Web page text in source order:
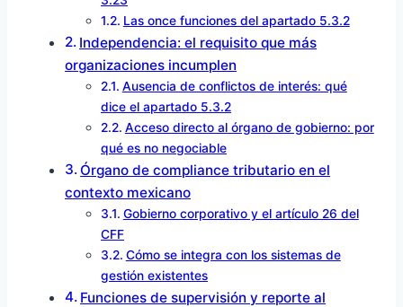
Las once funciones del apartado 5.3.2
Independencia: el requisito que más
organizaciones incumplen
Ausencia de conflictos de interés: qué
dice el apartado 5.3.2
Acceso directo al órgano de gobierno: por
qué es no negociable
Órgano de compliance tributario en el
contexto mexicano
Gobierno corporativo y el artículo 26 del
CFF
Cómo se integra con los sistemas de
gestión existentes
Funciones de supervisión y reporte al